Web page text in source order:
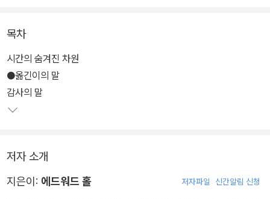
목차
시간의 숨겨진 차원
●옮긴이의 말
감사의 말
저자 소개
지은이: 에드워드 홀 저자파일 신간알림 신청